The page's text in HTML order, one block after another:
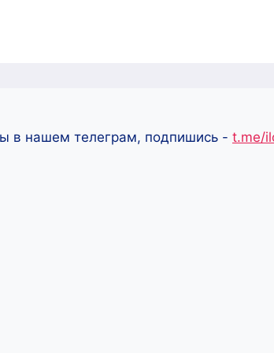
в нашем телеграм, подпишись - t.me/